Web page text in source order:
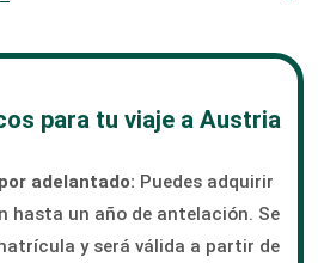
para tu viaje a Austria
adelantado: Puedes adquirir
hasta un año de antelación. Se
y será válida a partir de